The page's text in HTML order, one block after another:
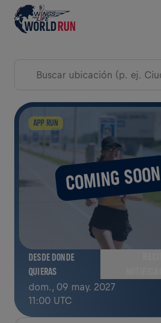
COMING SOON
APP RUN
DESDE DONDE
QUIERAS
dom., 09 may. 2027
11:00 UTC